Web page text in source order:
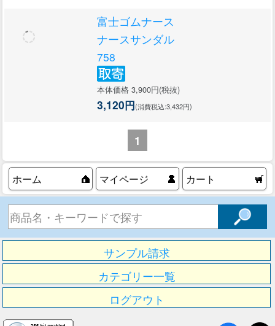
富士ゴムナース
ナースサンダル
758
本体価格 3,900円(税抜)
3,120円(消費税込:3,432円)
1
ホーム マイページ カート
サンプル請求
カテゴリー一覧
ログアウト